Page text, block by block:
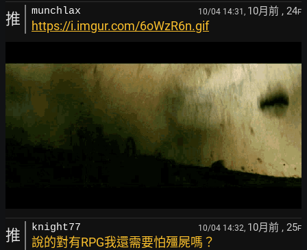
推 munchlax 10/04 14:31, 10月前 , 24F
https://i.imgur.com/6oWzR6n.gif
推 knight77 10/04 14:32, 10月前 , 25F
說的對有RPG我還需要怕殭屍嗎？